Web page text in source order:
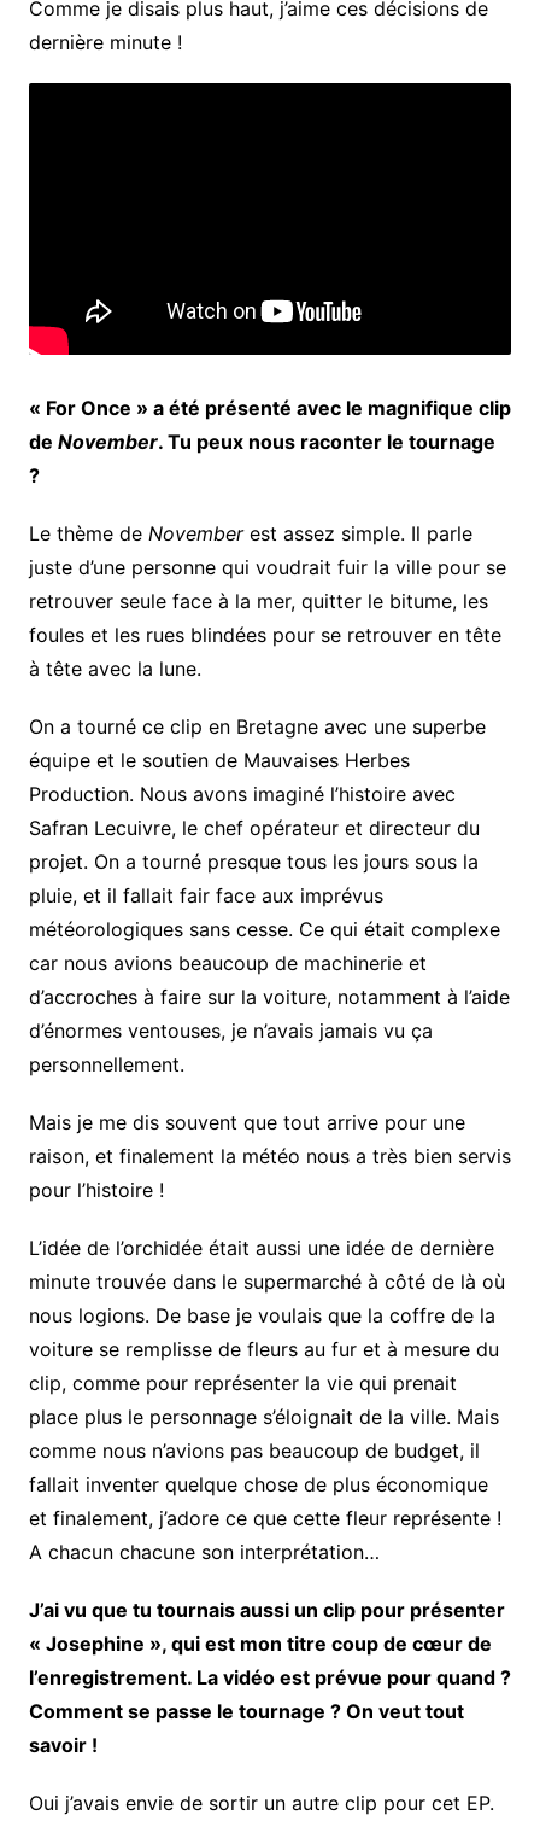
Comme je disais plus haut, j’aime ces décisions de
dernière minute !
« For Once » a été présenté avec le magnifique clip
de November. Tu peux nous raconter le tournage
?
Le thème de Novemberest assez simple. Il parle
juste d’une personne qui voudrait fuir la ville pour se
retrouver seule face à la mer, quitter le bitume, les
foules et les rues blindées pour se retrouver en tête
à tête avec la lune.
On a tourné ce clip en Bretagne avec une superbe
équipe et le soutien de Mauvaises Herbes
Production. Nous avons imaginé l’histoire avec
Safran Lecuivre, le chef opérateur et directeur du
projet. On a tourné presque tous les jours sous la
pluie, et il fallait fair face aux imprévus
météorologiques sans cesse. Ce qui était complexe
car nous avions beaucoup de machinerie et
d’accroches à faire sur la voiture, notamment à l’aide
d’énormes ventouses, je n’avais jamais vu ça
personnellement.
Mais je me dis souvent que tout arrive pour une
raison, et finalement la météo nous a très bien servis
pour l’histoire !
L’idée de l’orchidée était aussi une idée de dernière
minute trouvée dans le supermarché à côté de là où
nous logions. De base je voulais que la coffre de la
voiture se remplisse de fleurs au fur et à mesure du
clip, comme pour représenter la vie qui prenait
place plus le personnage s’éloignait de la ville. Mais
comme nous n’avions pas beaucoup de budget, il
fallait inventer quelque chose de plus économique
et finalement, j’adore ce que cette fleur représente !
A chacun chacune son interprétation…
J’ai vu que tu tournais aussi un clip pour présenter
« Josephine », qui est mon titre coup de cœur de
l’enregistrement. La vidéo est prévue pour quand ?
Comment se passe le tournage ? On veut tout
savoir !
Oui j’avais envie de sortir un autre clip pour cet EP.